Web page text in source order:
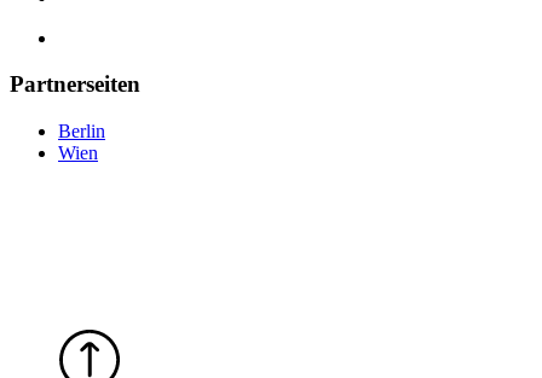
Partnerseiten
Berlin
Wien